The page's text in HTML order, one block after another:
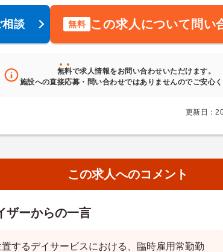
談 無料 この求人について問い
無料で求人情報をお問い合わせいただけます。
施設への直接応募・問い合わせではありませんのでご安心く
更新日：
この求人へのコメント
ザーからの一言
するデイサービスにおける、臨時雇用常勤勤